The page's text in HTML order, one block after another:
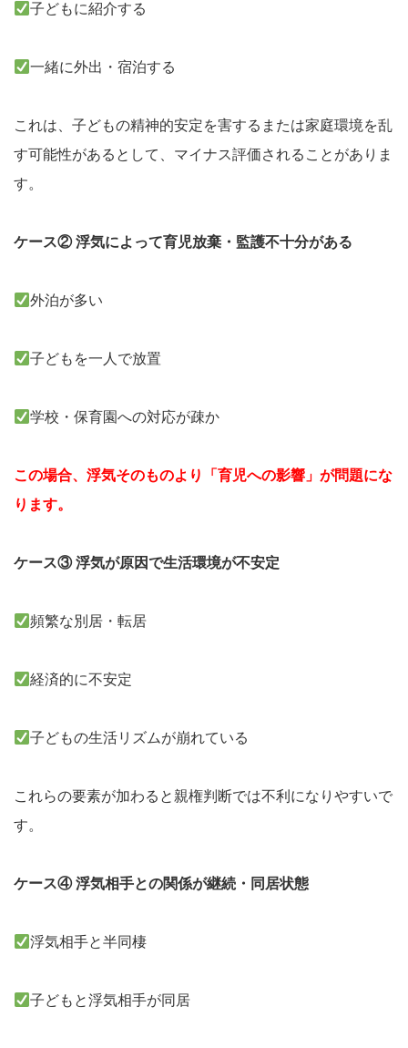
子どもに紹介する
一緒に外出・宿泊する
これは、子どもの精神的安定を害するまたは家庭環境を乱
す可能性があるとして、マイナス評価されることがありま
す。
ケース② 浮気によって育児放棄・監護不十分がある
外泊が多い
子どもを一人で放置
学校・保育園への対応が疎か
この場合、浮気そのものより「育児への影響」が問題にな
ります。
ケース③ 浮気が原因で生活環境が不安定
頻繁な別居・転居
経済的に不安定
子どもの生活リズムが崩れている
これらの要素が加わると親権判断では不利になりやすいで
す。
ケース④ 浮気相手との関係が継続・同居状態
浮気相手と半同棲
子どもと浮気相手が同居